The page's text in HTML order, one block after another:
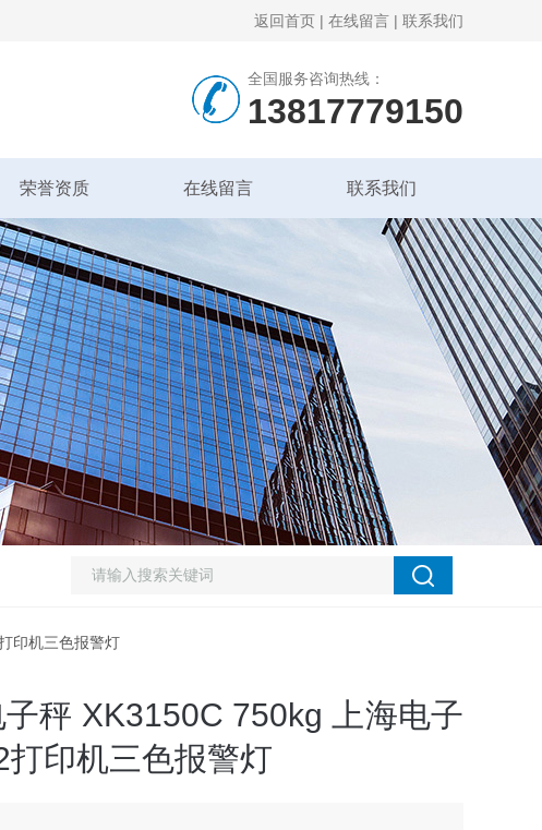
返回首页 | 在线留言 | 联系我们
全国服务咨询热线：
13817779150
荣誉资质 在线留言 联系我们
印机三色报警灯
秤 XK3150C 750kg 上海电子
印机三色报警灯